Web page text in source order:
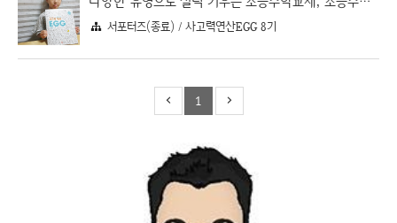
서포터즈(종료) / 사고력연산EGG 8기
1